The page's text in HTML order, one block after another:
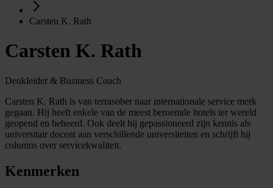
Carsten K. Rath
Carsten K. Rath
Denkleider & Business Coach
Carsten K. Rath is van terrasober naar internationale service merk
gegaan. Hij heeft enkele van de meest beroemde hotels ter wereld
geopend en beheerd. Ook deelt hij gepassioneerd zijn kennis als
universitair docent aan verschillende universiteiten en schrijft hij
columns over servicekwaliteit.
Kenmerken